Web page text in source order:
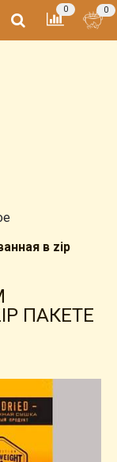
0 0
в zip
ПАКЕТЕ